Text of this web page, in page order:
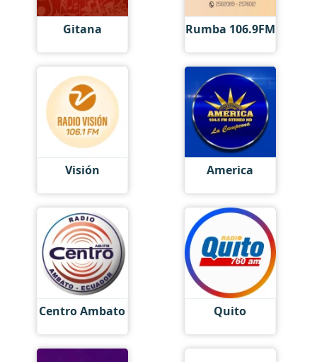
Gitana Rumba 106.9FM
Visión America
Centro Ambato Quito